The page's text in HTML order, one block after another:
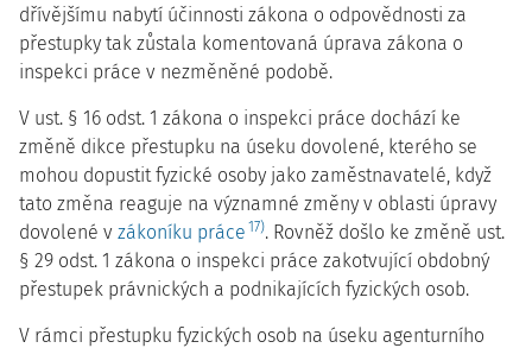
dřívějšímu nabytí účinnosti zákona o odpovědnosti za
přestupky tak zůstala komentovaná úprava zákona o
inspekci práce v nezměněné podobě.
V ust. § 16 odst. 1 zákona o inspekci práce dochází ke
změně dikce přestupku na úseku dovolené, kterého se
mohou dopustit fyzické osoby jako zaměstnavatelé, když
tato změna reaguje na významné změny v oblasti úpravy
dovolené v zákoníku práce 17). Rovněž došlo ke změně ust.
§ 29 odst. 1 zákona o inspekci práce zakotvující obdobný
přestupek právnických a podnikajících fyzických osob.
V rámci přestupku fyzických osob na úseku agenturního